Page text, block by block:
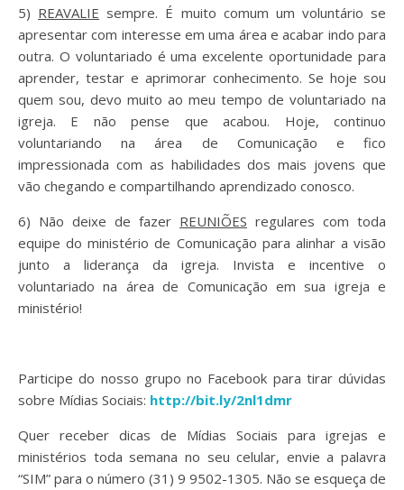
5) REAVALIE sempre. É muito comum um voluntário se
apresentar com interesse em uma área e acabar indo para
outra. O voluntariado é uma excelente oportunidade para
aprender, testar e aprimorar conhecimento. Se hoje sou
quem sou, devo muito ao meu tempo de voluntariado na
igreja. E não pense que acabou. Hoje, continuo
voluntariando na área de Comunicação e fico
impressionada com as habilidades dos mais jovens que
vão chegando e compartilhando aprendizado conosco.
6) Não deixe de fazer REUNIÕES regulares com toda
equipe do ministério de Comunicação para alinhar a visão
junto a liderança da igreja. Invista e incentive o
voluntariado na área de Comunicação em sua igreja e
ministério!
Participe do nosso grupo no Facebook para tirar dúvidas
sobre Mídias Sociais: http://bit.ly/2nl1dmr
Quer receber dicas de Mídias Sociais para igrejas e
ministérios toda semana no seu celular, envie a palavra
“SIM” para o número (31) 9 9502-1305. Não se esqueça de